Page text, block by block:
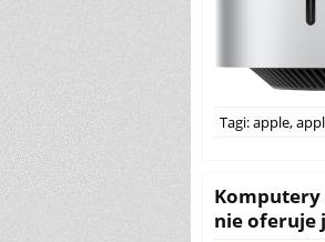
Tagi:apple,
Komputery
nie oferuje